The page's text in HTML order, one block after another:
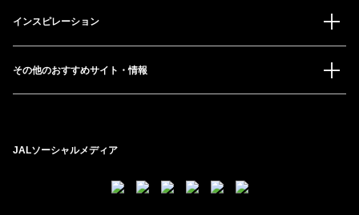
インスピレーション
その他のおすすめサイト・情報
JALソーシャルメディア